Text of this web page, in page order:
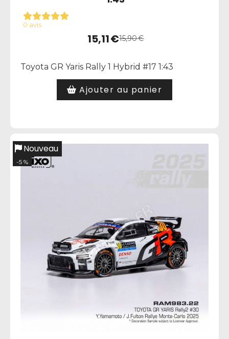
0 avis
15,11€15,90€
Toyota GR Yaris Rally 1 Hybrid #17 1:43
Ajouter au panier
Nouveau
-5 %